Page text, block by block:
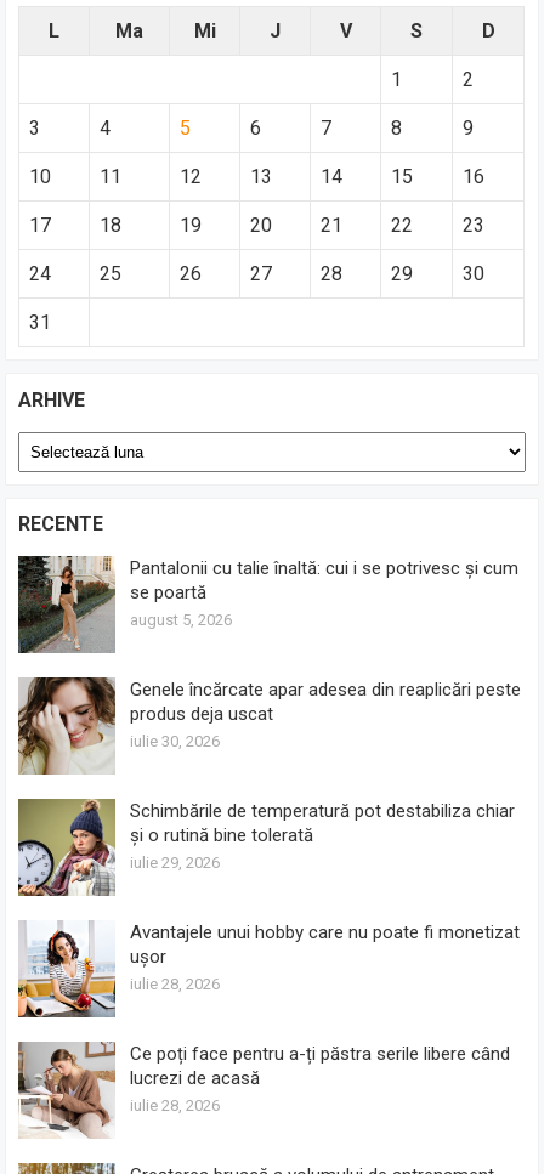
L Ma Mi J V S D
1 2
3 4 5 6 7 8 9
10 11 12 13 14 15 16
17 18 19 20 21 22 23
24 25 26 27 28 29 30
31
ARHIVE
Arhive
RECENTE
Pantalonii cu talie înaltă: cui i se potrivesc și cum
se poartă
august 5, 2026
Genele încărcate apar adesea din reaplicări peste
produs deja uscat
iulie 30, 2026
Schimbările de temperatură pot destabiliza chiar
și o rutină bine tolerată
iulie 29, 2026
Avantajele unui hobby care nu poate fi monetizat
ușor
iulie 28, 2026
Ce poți face pentru a-ți păstra serile libere când
lucrezi de acasă
iulie 28, 2026